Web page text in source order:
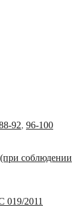
92, 96-100
(при соблюдении
019/2011